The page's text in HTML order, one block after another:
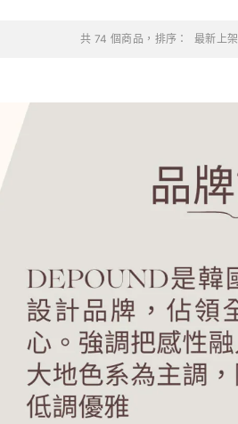
共 74 個商品，排序： 最新上架